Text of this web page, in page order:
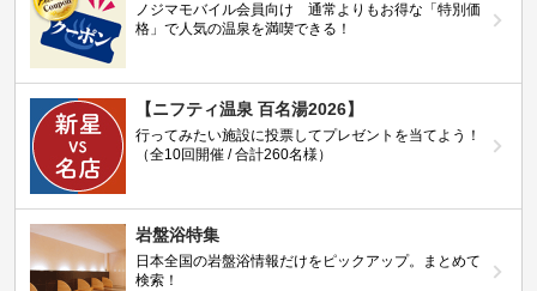
ノジマモバイル会員向け 通常よりもお得な「特別価
格」で人気の温泉を満喫できる！
【ニフティ温泉 百名湯2026】
行ってみたい施設に投票してプレゼントを当てよう！
（全10回開催 / 合計260名様）
岩盤浴特集
日本全国の岩盤浴情報だけをピックアップ。まとめて
検索！